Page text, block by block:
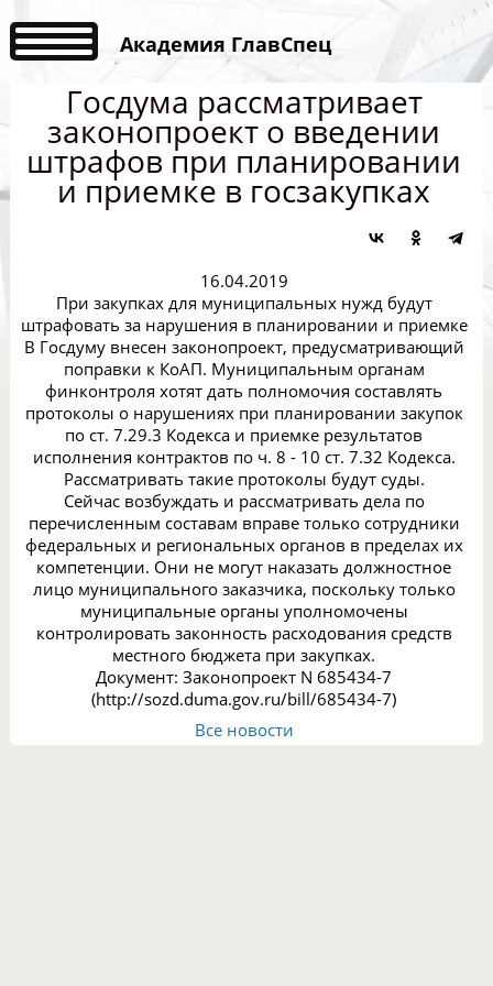
Академия ГлавСпец
Госдума рассматривает
законопроект о введении
штрафов при планировании
и приемке в госзакупках
16.04.2019
При закупках для муниципальных нужд будут
штрафовать за нарушения в планировании и приемке
В Госдуму внесен законопроект, предусматривающий
поправки к КоАП. Муниципальным органам
финконтроля хотят дать полномочия составлять
протоколы о нарушениях при планировании закупок
по ст. 7.29.3 Кодекса и приемке результатов
исполнения контрактов по ч. 8 - 10 ст. 7.32 Кодекса.
Рассматривать такие протоколы будут суды.
Сейчас возбуждать и рассматривать дела по
перечисленным составам вправе только сотрудники
федеральных и региональных органов в пределах их
компетенции. Они не могут наказать должностное
лицо муниципального заказчика, поскольку только
муниципальные органы уполномочены
контролировать законность расходования средств
местного бюджета при закупках.
Документ: Законопроект N 685434-7
(http://sozd.duma.gov.ru/bill/685434-7)
Все новости